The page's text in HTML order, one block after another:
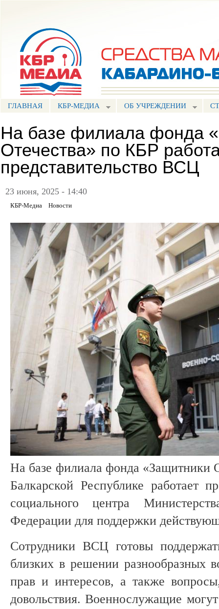
ГЛАВНАЯ КБР-МЕДИА ОБ УЧРЕЖДЕНИИ
На базе филиала фонда
Отечества» по КБР
представительство ВСЦ
23 июня, 2025 - 14:40
КБР-Медиа Новости
На базе филиала фонда «Защитники
Балкарской Республике работает
социального центра
Федерации для поддержки
Сотрудники ВСЦ готовы
близких в решении разнообразных
прав и интересов, а также
довольствия. Военнослужащие